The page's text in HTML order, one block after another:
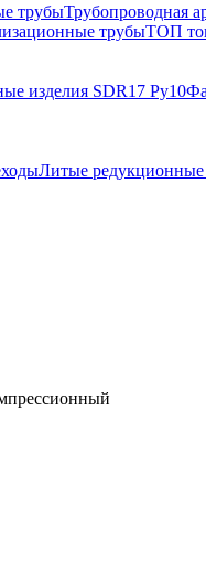
трубыТрубопроводная
трубыТОП
изделия SDR17 Ру10
Литые